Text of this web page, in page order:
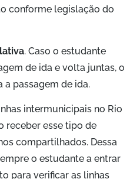
conforme legislação do
. Caso o estudante
de ida e volta juntas, o
passagem de ida.
intermunicipais no Rio
receber esse tipo de
compartilhados. Dessa
o estudante a entrar
para verificar as linhas